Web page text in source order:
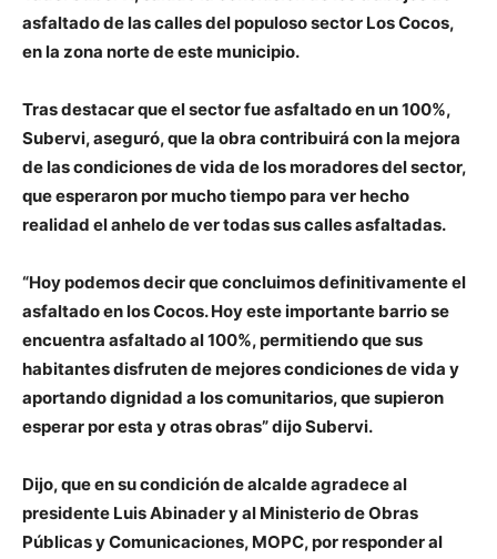
asfaltado de las calles del populoso sector Los Cocos,
en la zona norte de este municipio.
Tras destacar que el sector fue asfaltado en un 100%,
Subervi, aseguró, que la obra contribuirá con la mejora
de las condiciones de vida de los moradores del sector,
que esperaron por mucho tiempo para ver hecho
realidad el anhelo de ver todas sus calles asfaltadas.
“Hoy podemos decir que concluimos definitivamente el
asfaltado en los Cocos. Hoy este importante barrio se
encuentra asfaltado al 100%, permitiendo que sus
habitantes disfruten de mejores condiciones de vida y
aportando dignidad a los comunitarios, que supieron
esperar por esta y otras obras” dijo Subervi.
Dijo, que en su condición de alcalde agradece al
presidente Luis Abinader y al Ministerio de Obras
Públicas y Comunicaciones, MOPC, por responder al